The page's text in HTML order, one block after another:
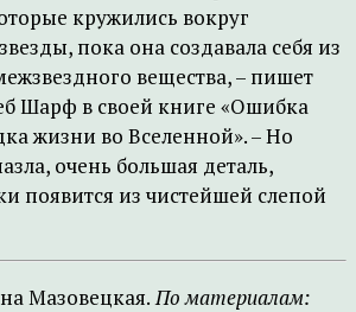
кружились вокруг
пока она создавала себя из
вещества, – пишет
Шарф в своей книге «Ошибка
жизни во Вселенной». – Но
очень большая деталь,
появится из чистейшей слепой
Мазовецкая.По материалам: